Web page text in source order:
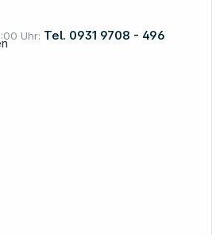
Uhr: Tel. 0931 9708 - 496